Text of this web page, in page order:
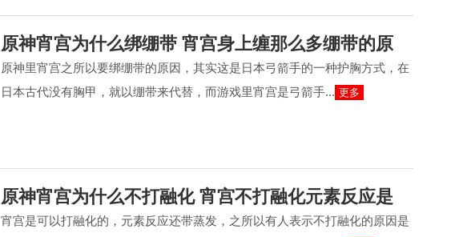
原神宵宫为什么绑绷带 宵宫身上缠那么多绷带的原
原神里宵宫之所以要绑绷带的原因，其实这是日本弓箭手的一种护胸方式，在
日本古代没有胸甲，就以绷带来代替，而游戏里宵宫是弓箭手... 更多
原神宵宫为什么不打融化 宵宫不打融化元素反应是
宵宫是可以打融化的，元素反应还带蒸发，之所以有人表示不打融化的原因是